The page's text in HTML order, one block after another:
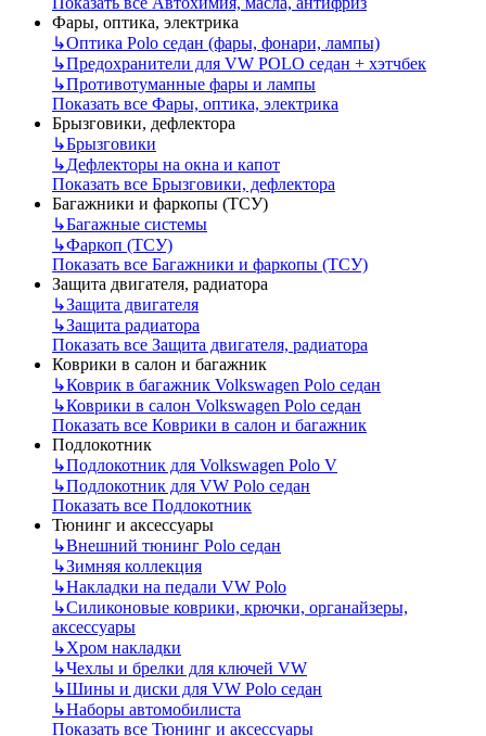
Фары, оптика, электрика
↳Оптика Polo седан (фары, фонари, лампы)
↳Предохранители для VW POLO седан + хэтчбек
↳Противотуманные фары и лампы
Показать все Фары, оптика, электрика
Брызговики, дефлектора
↳Брызговики
↳Дефлекторы на окна и капот
Показать все Брызговики, дефлектора
Багажники и фаркопы (ТСУ)
↳Багажные системы
↳Фаркоп (ТСУ)
Показать все Багажники и фаркопы (ТСУ)
Защита двигателя, радиатора
↳Защита двигателя
↳Защита радиатора
Показать все Защита двигателя, радиатора
Коврики в салон и багажник
↳Коврик в багажник Volkswagen Polo седан
↳Коврики в салон Volkswagen Polo седан
Показать все Коврики в салон и багажник
Подлокотник
↳Подлокотник для Volkswagen Polo V
↳Подлокотник для VW Polo седан
Показать все Подлокотник
Тюнинг и аксессуары
↳Внешний тюнинг Polo седан
↳Зимняя коллекция
↳Накладки на педали VW Polo
↳Силиконовые коврики, крючки, органайзеры,
аксессуары
↳Хром накладки
↳Чехлы и брелки для ключей VW
↳Шины и диски для VW Polo седан
↳Наборы автомобилиста
Показать все Тюнинг и аксессуары